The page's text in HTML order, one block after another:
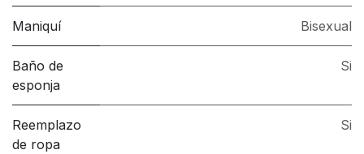
Maniquí Bisexual
Baño de
esponja
Si
Reemplazo
de ropa
Si